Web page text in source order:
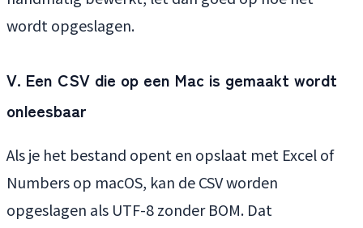
wordt opgeslagen.
V. Een CSV die op een Mac is gemaakt wordt
onleesbaar
Als je het bestand opent en opslaat met Excel of
Numbers op macOS, kan de CSV worden
opgeslagen als UTF-8 zonder BOM. Dat